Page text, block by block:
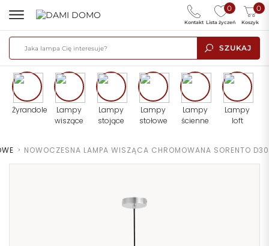
SZUKAJ
0
Lista życzeń
0
Koszyk
Kontakt
Żyrandole
Lampy
wiszące
Lampy
stojące
Lampy
stołowe
Lampy
ścienne
Lampy
loft
> NOWOCZESNA LAMPA WISZĄCA CHROMOWANA SORENTO D30